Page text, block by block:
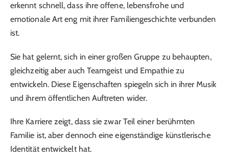
erkennt schnell, dass ihre offene, lebensfrohe und
emotionale Art eng mit ihrer Familiengeschichte verbunden
ist.
Sie hat gelernt, sich in einer großen Gruppe zu behaupten,
gleichzeitig aber auch Teamgeist und Empathie zu
entwickeln. Diese Eigenschaften spiegeln sich in ihrer Musik
und ihrem öffentlichen Auftreten wider.
Ihre Karriere zeigt, dass sie zwar Teil einer berühmten
Familie ist, aber dennoch eine eigenständige künstlerische
Identität entwickelt hat.